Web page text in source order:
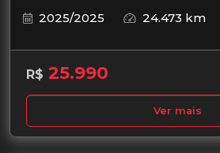
2025/2025
24.473 km
R$ 25.990
Ver mais